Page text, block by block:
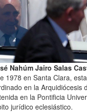
Nahúm Jairo Salas
1978 en Santa Clara,
en la
en la Pontificia
jurídico eclesiástico.